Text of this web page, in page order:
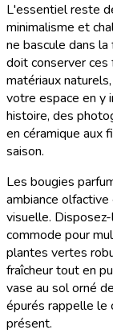
L'essentiel reste
minimalisme et
ne bascule dans
doit conserver ces
matériaux
votre espace en y
histoire, des
en céramique aux
saison.
Les bougies
ambiance
visuelle.
commode pour
plantes vertes
fraîcheur tout en
vase au sol orné
épurés rappelle le
présent.